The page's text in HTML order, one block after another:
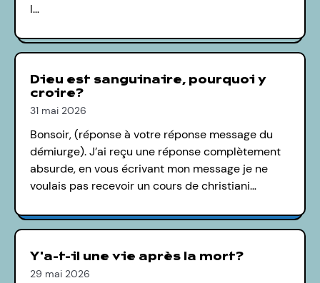
l…
Dieu est sanguinaire, pourquoi y
croire?
31 mai 2026
Bonsoir, (réponse à votre réponse message du
démiurge). J’ai reçu une réponse complètement
absurde, en vous écrivant mon message je ne
voulais pas recevoir un cours de christiani…
Y'a-t-il une vie après la mort?
29 mai 2026